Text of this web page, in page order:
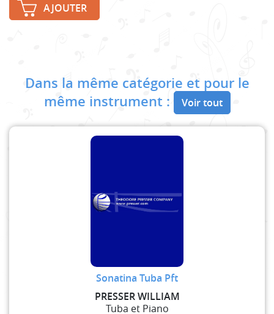
AJOUTER
Dans la même catégorie et pour le
même instrument :
Voir tout
Sonatina Tuba Pft
PRESSER WILLIAM
Tuba et Piano